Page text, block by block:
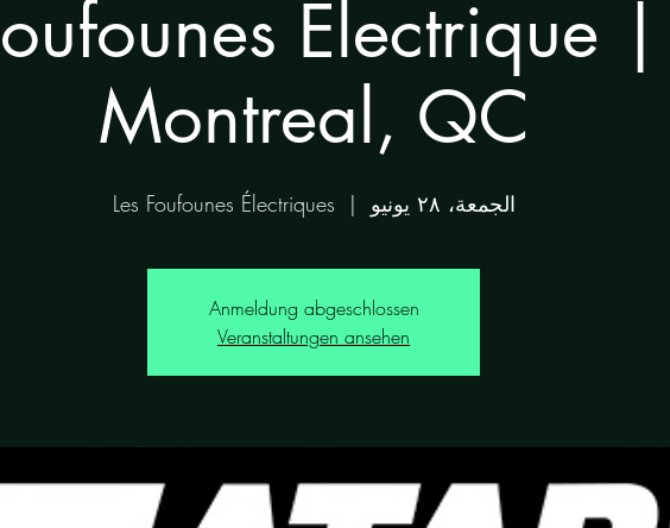
Electrique |
Montreal, QC
الجمعة، ٢٨ يونيو
  |
Les Foufounes Électriques
Anmeldung abgeschlossen
Veranstaltungen ansehen